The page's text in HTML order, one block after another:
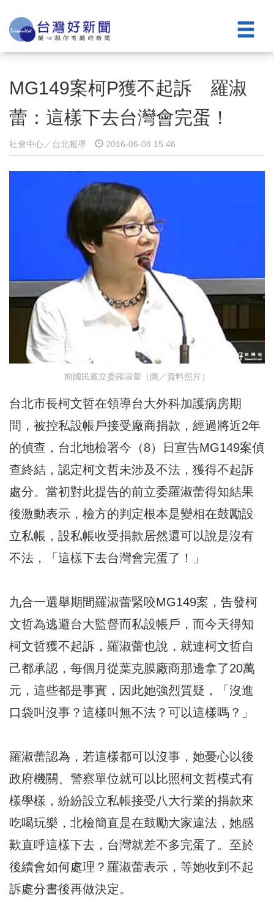
MG149案柯P獲不起訴 羅淑
蕾：這樣下去台灣會完蛋！
社會中心／台北報導 2016-06-08 15:46
前國民黨立委羅淑蕾（圖／資料照片）
台北市長柯文哲在領導台大外科加護病房期
間，被控私設帳戶接受廠商捐款，經過將近2年
的偵查，台北地檢署今（8）日宣告MG149案偵
查終結，認定柯文哲未涉及不法，獲得不起訴
處分。當初對此提告的前立委羅淑蕾得知結果
後激動表示，檢方的判定根本是變相在鼓勵設
立私帳，設私帳收受捐款居然還可以說是沒有
不法，「這樣下去台灣會完蛋了！」
九合一選舉期間羅淑蕾緊咬MG149案，告發柯
文哲為逃避台大監督而私設帳戶，而今天得知
柯文哲獲不起訴，羅淑蕾也說，就連柯文哲自
己都承認，每個月從葉克膜廠商那邊拿了20萬
元，這些都是事實，因此她強烈質疑，「沒進
口袋叫沒事？這樣叫無不法？可以這樣嗎？」
羅淑蕾認為，若這樣都可以沒事，她憂心以後
政府機關、警察單位就可以比照柯文哲模式有
樣學樣，紛紛設立私帳接受八大行業的捐款來
吃喝玩樂，北檢簡直是在鼓勵大家違法，她感
歎直呼這樣下去，台灣就差不多完蛋了。至於
後續會如何處理？羅淑蕾表示，等她收到不起
訴處分書後再做決定。